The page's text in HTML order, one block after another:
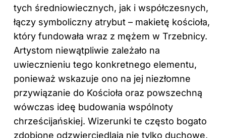
tych średniowiecznych, jak i współczesnych,
łączy symboliczny atrybut – makietę kościoła,
który fundowała wraz z mężem w Trzebnicy.
Artystom niewątpliwie zależało na
uwiecznieniu tego konkretnego elementu,
ponieważ wskazuje ono na jej niezłomne
przywiązanie do Kościoła oraz powszechną
wówczas ideę budowania wspólnoty
chrześcijańskiej. Wizerunki te często bogato
zdobione odzwierciedlają nie tylko duchowe,